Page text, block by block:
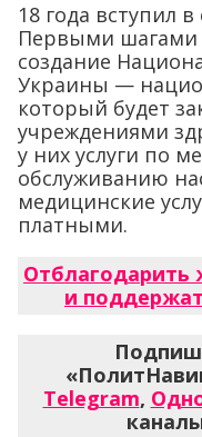
18 года вступил
Первыми шагами
создание
Украины —
который будет
учреждениями
у них услуги по
обслуживанию
медицинские
платными.
Отблагодарить
и
Telegram,